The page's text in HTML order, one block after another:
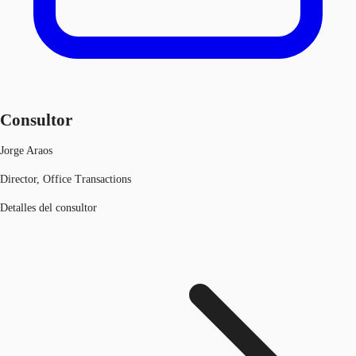
Consultor
Jorge Araos
Director, Office Transactions
Detalles del consultor